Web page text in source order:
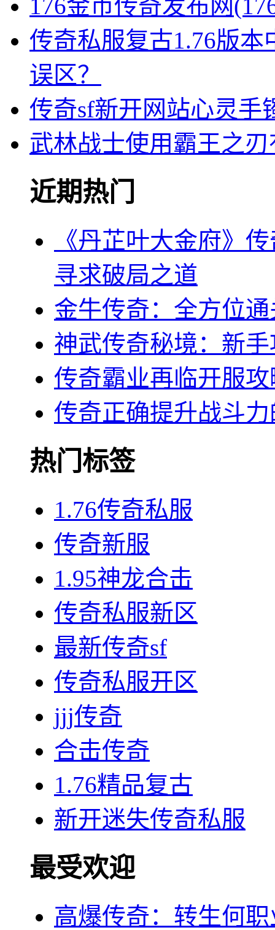
176金币传奇发布网
传奇私服复古1.76版
误区？
传奇sf新开网站心灵手
武林战士使用霸王之
近期热门
《丹芷叶大金府》
寻求破局之道
金牛传奇：全方位
神武传奇秘境：新
传奇霸业再临开服
传奇正确提升战斗
热门标签
1.76传奇私服
传奇新服
1.95神龙合击
传奇私服新区
最新传奇sf
传奇私服开区
jjj传奇
合击传奇
1.76精品复古
新开迷失传奇私服
最受欢迎
高爆传奇：转生何